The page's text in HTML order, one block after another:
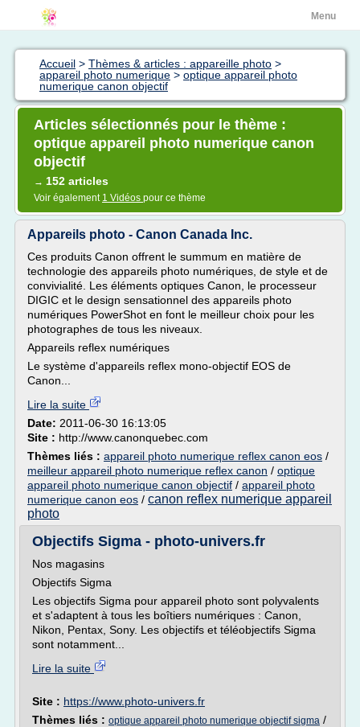
Menu
Accueil > Thèmes & articles : appareille photo >
appareil photo numerique > optique appareil photo
numerique canon objectif
Articles sélectionnés pour le thème :
optique appareil photo numerique canon
objectif
→ 152 articles
Voir également 1 Vidéos pour ce thème
Appareils photo - Canon Canada Inc.
Ces produits Canon offrent le summum en matière de
technologie des appareils photo numériques, de style et de
convivialité. Les éléments optiques Canon, le processeur
DIGIC et le design sensationnel des appareils photo
numériques PowerShot en font le meilleur choix pour les
photographes de tous les niveaux.
Appareils reflex numériques
Le système d'appareils reflex mono-objectif EOS de
Canon...
Lire la suite
Date: 2011-06-30 16:13:05
Site : http://www.canonquebec.com
Thèmes liés : appareil photo numerique reflex canon eos /
meilleur appareil photo numerique reflex canon / optique
appareil photo numerique canon objectif / appareil photo
numerique canon eos / canon reflex numerique appareil
photo
Objectifs Sigma - photo-univers.fr
Nos magasins
Objectifs Sigma
Les objectifs Sigma pour appareil photo sont polyvalents
et s'adaptent à tous les boîtiers numériques : Canon,
Nikon, Pentax, Sony. Les objectifs et téléobjectifs Sigma
sont notamment...
Lire la suite
Site : https://www.photo-univers.fr
Thèmes liés : optique appareil photo numerique objectif sigma /